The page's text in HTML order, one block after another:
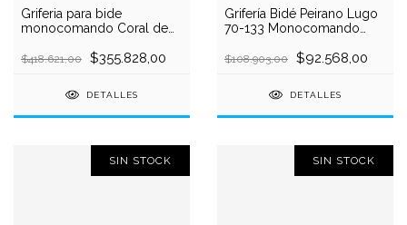
Griferia para bide
monocomando Coral de
$418.621,00 $355.828,00
DETALLES
Grifería Bidé Peirano Lugo
70-133 Monocomando
Transferencia
$108.903,00 $92.568,00
DETALLES
SIN STOCK SIN STOCK